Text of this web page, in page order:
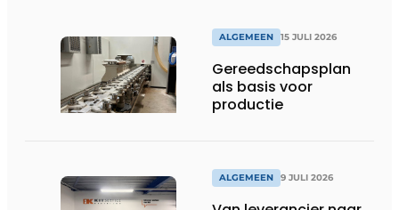
ALGEMEEN 15 JULI 2026
Gereedschapsplan
als basis voor
productie
ALGEMEEN 9 JULI 2026